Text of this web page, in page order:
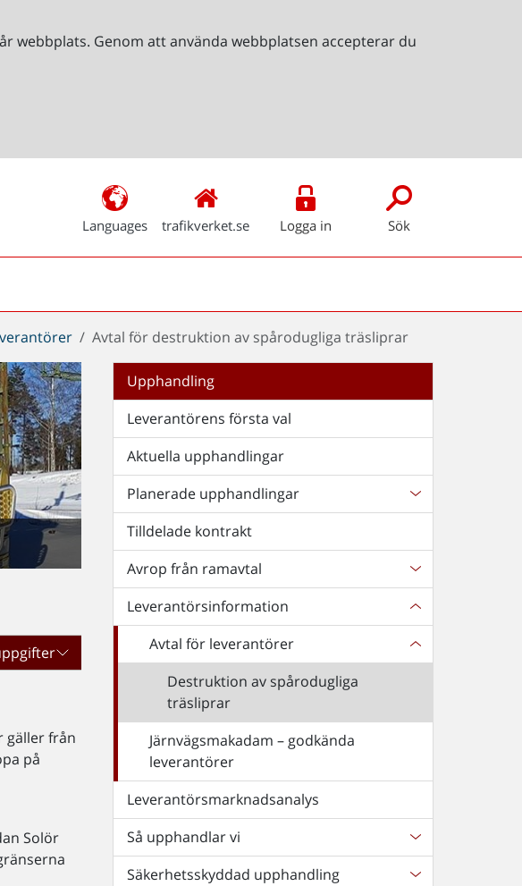
webbplats. Genom att använda webbplatsen accepterar du
Languages trafikverket.se Logga in Sök
Avtal för destruktion av spårodugliga träsliprar
gäller från
på
Solör
Upphandling
Leverantörens första val
Aktuella upphandlingar
Planerade upphandlingar
Tilldelade kontrakt
Avrop från ramavtal
Leverantörsinformation
Avtal för leverantörer
Destruktion av spårodugliga
träsliprar
Järnvägsmakadam – godkända
leverantörer
Leverantörsmarknadsanalys
Så upphandlar vi
Säkerhetsskyddad upphandling